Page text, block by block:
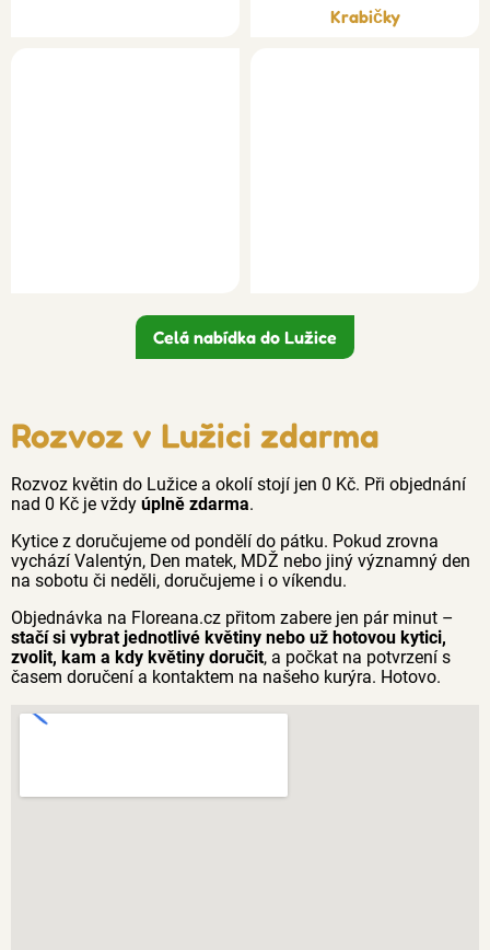
Krabičky
Celá nabídka do Lužice
Rozvoz v Lužici zdarma
Rozvoz květin do Lužice a okolí stojí jen 0 Kč. Při objednání
nad 0 Kč je vždy úplně zdarma.
Kytice z doručujeme od pondělí do pátku. Pokud zrovna
vychází Valentýn, Den matek, MDŽ nebo jiný významný den
na sobotu či neděli, doručujeme i o víkendu.
Objednávka na Floreana.cz přitom zabere jen pár minut –
stačí si vybrat jednotlivé květiny nebo už hotovou kytici,
zvolit, kam a kdy květiny doručit, a počkat na potvrzení s
časem doručení a kontaktem na našeho kurýra. Hotovo.